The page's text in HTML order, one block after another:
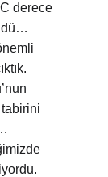
derece